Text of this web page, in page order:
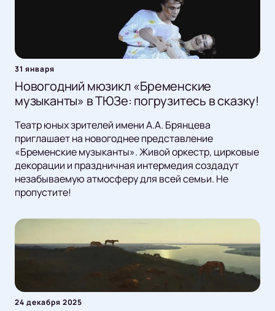
31 января
Новогодний мюзикл «Бременские
музыканты» в ТЮЗе: погрузитесь в сказку!
Театр юных зрителей имени А.А. Брянцева
приглашает на новогоднее представление
«Бременские музыканты». Живой оркестр, цирковые
декорации и праздничная интермедия создадут
незабываемую атмосферу для всей семьи. Не
пропустите!
24 декабря 2025